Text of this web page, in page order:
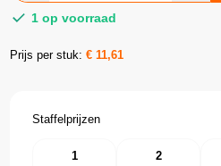
1 op voorraad
Prijs per stuk:€11,61
Staffelprijzen
1 2